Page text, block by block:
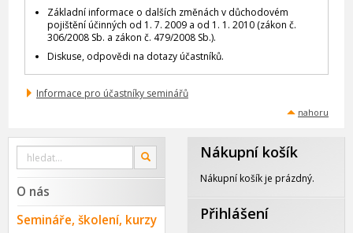
Základní informace o dalších změnách v důchodovém
pojištění účinných od 1. 7. 2009 a od 1. 1. 2010 (zákon č.
306/2008 Sb. a zákon č. 479/2008 Sb.).
Diskuse, odpovědi na dotazy účastníků.
Informace pro účastníky seminářů
nahoru
Vyhledat
webu
OK
O nás
Semináře, školení, kurzy
Nákupní košík
Nákupní košík je prázdný.
Přihlášení